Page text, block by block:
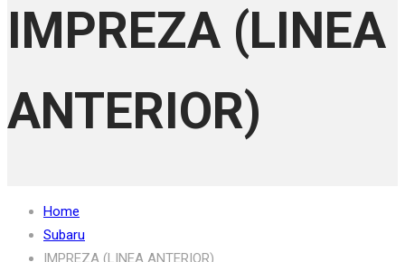
IMPREZA (LINEA
ANTERIOR)
Home
Subaru
IMPREZA (LINEA ANTERIOR)